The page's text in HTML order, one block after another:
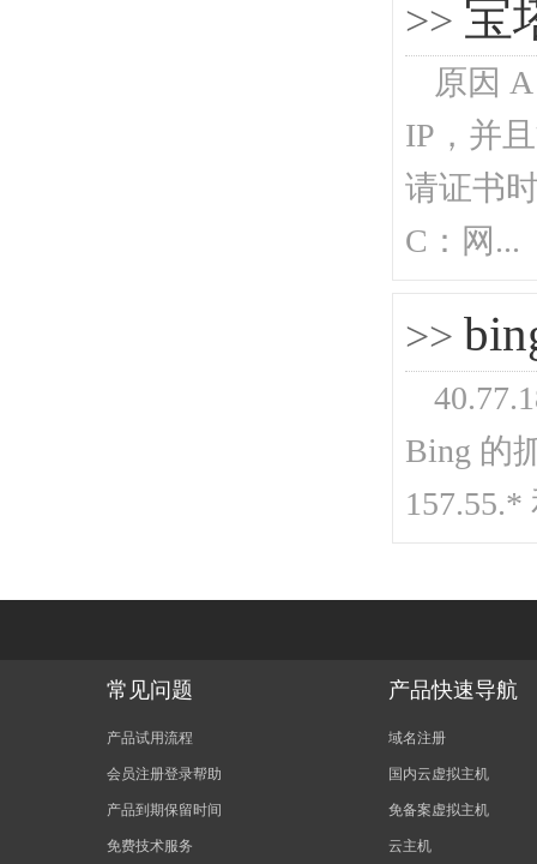
>> 宝
原因
IP，并
请证书
C：网...
>>
Bing 的
157.55.*
常见问题
产品试用流程
会员注册登录帮助
产品到期保留时间
免费技术服务
产品快速导航
域名注册
国内云虚拟主机
免备案虚拟主机
云主机